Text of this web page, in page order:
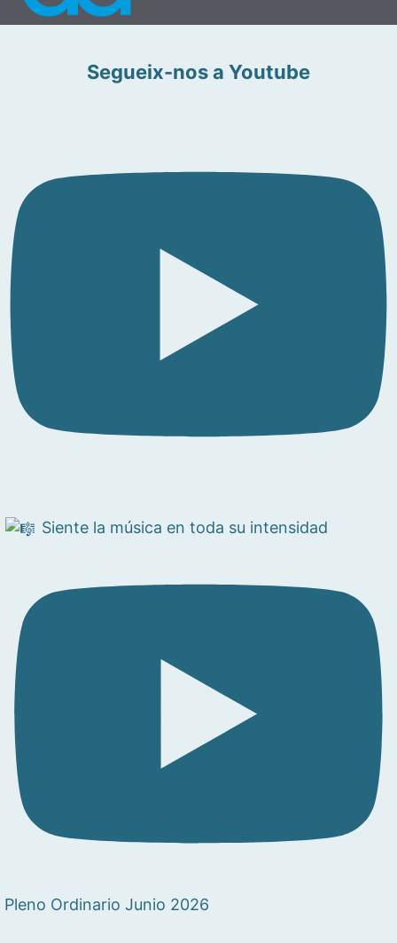
Segueix-nos a Youtube
Siente la música en toda su intensidad
Pleno Ordinario Junio 2026